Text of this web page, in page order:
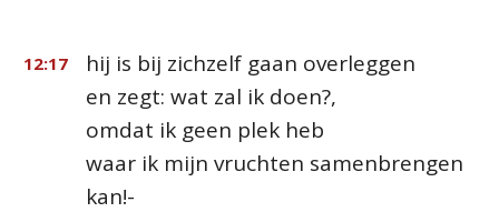
12:17
hij is bij zichzelf gaan overleggen
en zegt: wat zal ik doen?,
omdat ik geen plek heb
waar ik mijn vruchten samenbrengen
kan!-